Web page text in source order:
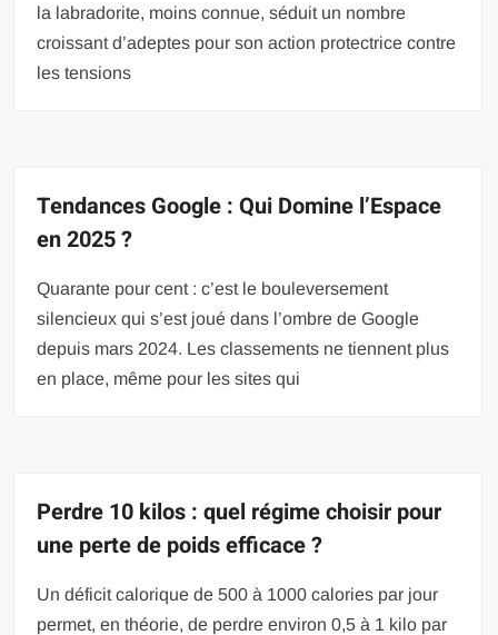
la labradorite, moins connue, séduit un nombre
croissant d’adeptes pour son action protectrice contre
les tensions
Tendances Google : Qui Domine l’Espace
en 2025 ?
Quarante pour cent : c’est le bouleversement
silencieux qui s’est joué dans l’ombre de Google
depuis mars 2024. Les classements ne tiennent plus
en place, même pour les sites qui
Perdre 10 kilos : quel régime choisir pour
une perte de poids efficace ?
Un déficit calorique de 500 à 1000 calories par jour
permet, en théorie, de perdre environ 0,5 à 1 kilo par